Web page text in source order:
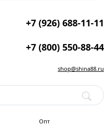
+7 (926) 688-11-11
+7 (800) 550-88-44
shop@shina88.ru
Опт